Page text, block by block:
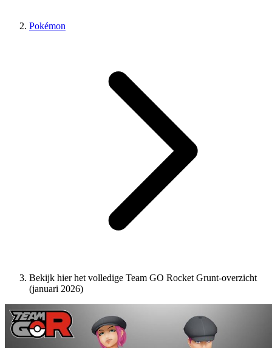
Pokémon
Bekijk hier het volledige Team GO Rocket Grunt-overzicht
(januari 2026)